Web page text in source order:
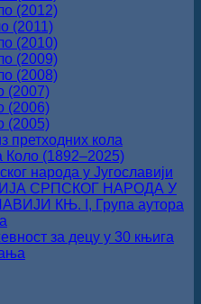
(2012)
(2011)
(2010)
(2009)
(2008)
(2007)
(2006)
(2005)
претходних кола
Коло (1892‒2025)
народа у Југославији
СРПСКОГ НАРОДА У
КЊ. I, Група аутора
за децу у 30 књига